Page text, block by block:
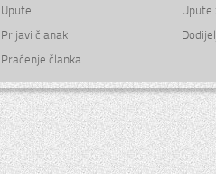
Upute
Prijavi članak
Praćenje članka
Upute